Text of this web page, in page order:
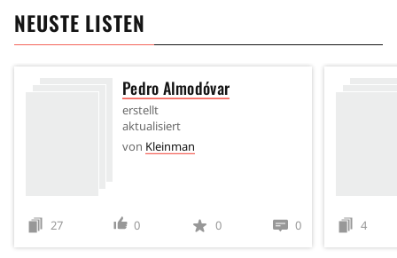
NEUSTE LISTEN
Pedro Almodóvar
erstellt
aktualisiert
von Kleinman
27 0 0 0 4